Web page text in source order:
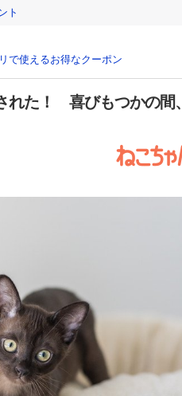
ト
で使えるお得なクーポン
れた！ 喜びもつかの間